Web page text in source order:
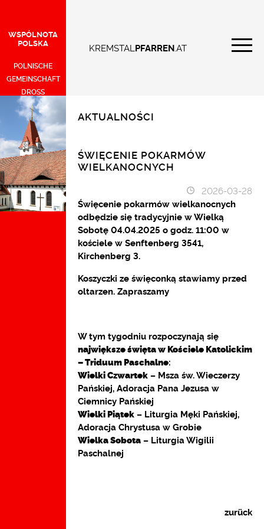
WSPÓLNOTA
POLSKA
POLNISCHE
GEMEINSCHAFT
DROSS
KREMSTAL PFARREN.AT
AKTUALNOŚCI
ŚWIĘCENIE POKARMÓW
WIELKANOCNYCH
2026-03-28
Święcenie pokarmów wielkanocnych
odbędzie się tradycyjnie w Wielką
Sobotę 04.04.2025 o godz. 11:00 w
kościele w Senftenberg 3541,
Kirchenberg 3.
Koszyczki ze święconką stawiamy przed
oltarzen. Zapraszamy
W tym tygodniu rozpoczynają się
największe święta w Kościele Katolickim
– Triduum Paschalne:
Wielki Czwartek– Msza św. Wieczerzy
Pańskiej, Adoracja Pana Jezusa w
Ciemnicy Pańskiej
Wielki Piątek– Liturgia Męki Pańskiej,
Adoracja Chrystusa w Grobie
Wielka Sobota– Liturgia Wigilii
Paschalnej
zurück